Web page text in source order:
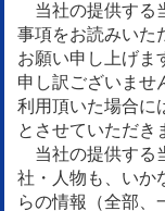
当社の提供する
事項をお読みいた
お願い申し上げま
申し訳ございませ
利用頂いた場合に
とさせていただき
当社の提供する
社・人物も、いか
らの情報（全部、